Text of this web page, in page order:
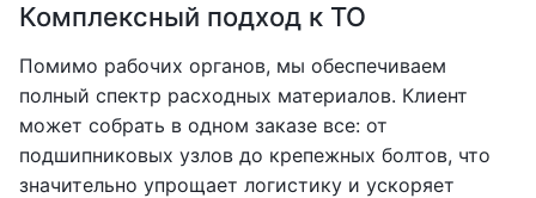
Комплексный подход к ТО
Помимо рабочих органов, мы обеспечиваем
полный спектр расходных материалов. Клиент
может собрать в одном заказе все: от
подшипниковых узлов до крепежных болтов, что
значительно упрощает логистику и ускоряет